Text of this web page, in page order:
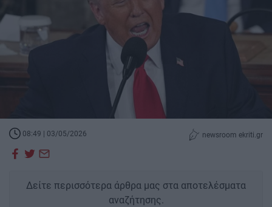
08:49 | 03/05/2026 newsroom ekriti.gr
Δείτε περισσότερα άρθρα μας στα αποτελέσματα
αναζήτησης.